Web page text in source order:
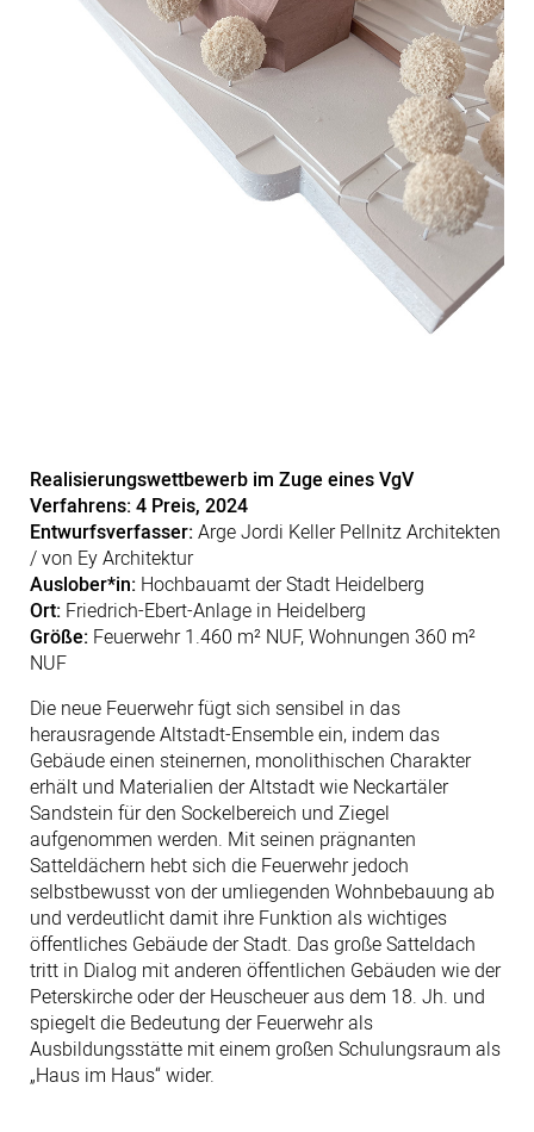
Realisierungswettbewerb im Zuge eines VgV
Verfahrens: 4 Preis, 2024
Entwurfsverfasser:Arge Jordi Keller Pellnitz Architekten
/ von Ey Architektur
Auslober*in: Hochbauamt der Stadt Heidelberg
Ort: Friedrich-Ebert-Anlage in Heidelberg
Größe: Feuerwehr 1.460 m² NUF, Wohnungen 360 m²
NUF
Die neue Feuerwehr fügt sich sensibel in das
herausragende Altstadt-Ensemble ein, indem das
Gebäude einen steinernen, monolithischen Charakter
erhält und Materialien der Altstadt wie Neckartäler
Sandstein für den Sockelbereich und Ziegel
aufgenommen werden. Mit seinen prägnanten
Satteldächern hebt sich die Feuerwehr jedoch
selbstbewusst von der umliegenden Wohnbebauung ab
und verdeutlicht damit ihre Funktion als wichtiges
öffentliches Gebäude der Stadt. Das große Satteldach
tritt in Dialog mit anderen öffentlichen Gebäuden wie der
Peterskirche oder der Heuscheuer aus dem 18. Jh. und
spiegelt die Bedeutung der Feuerwehr als
Ausbildungsstätte mit einem großen Schulungsraum als
„Haus im Haus“ wider.